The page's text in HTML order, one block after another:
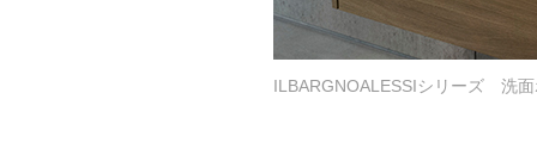
ILBARGNOALESSIシリーズ 洗面